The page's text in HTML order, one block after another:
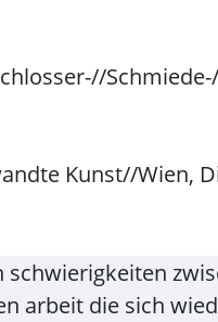
Kunst//Wien,
schwierigkeiten
arbeit die sich